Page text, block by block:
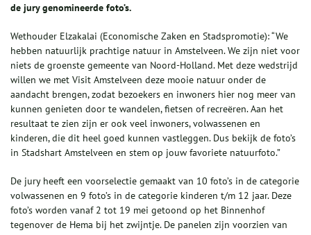
de jury genomineerde foto’s.
Wethouder Elzakalai (Economische Zaken en Stadspromotie): “We
hebben natuurlijk prachtige natuur in Amstelveen. We zijn niet voor
niets de groenste gemeente van Noord-Holland. Met deze wedstrijd
willen we met Visit Amstelveen deze mooie natuur onder de
aandacht brengen, zodat bezoekers en inwoners hier nog meer van
kunnen genieten door te wandelen, fietsen of recreëren. Aan het
resultaat te zien zijn er ook veel inwoners, volwassenen en
kinderen, die dit heel goed kunnen vastleggen. Dus bekijk de foto’s
in Stadshart Amstelveen en stem op jouw favoriete natuurfoto.”
De jury heeft een voorselectie gemaakt van 10 foto’s in de categorie
volwassenen en 9 foto’s in de categorie kinderen t/m 12 jaar. Deze
foto’s worden vanaf 2 tot 19 mei getoond op het Binnenhof
tegenover de Hema bij het zwijntje. De panelen zijn voorzien van